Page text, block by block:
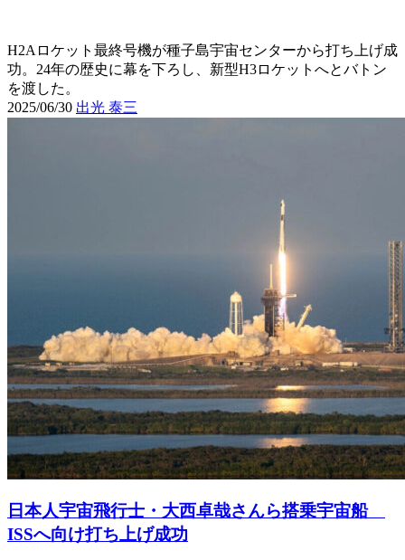
H2Aロケット最終号機が種子島宇宙センターから打ち上げ成
功。24年の歴史に幕を下ろし、新型H3ロケットへとバトン
を渡した。
2025/06/30 出光 泰三
日本人宇宙飛行士・大西卓哉さんら搭乗宇宙船
ISSへ向け打ち上げ成功